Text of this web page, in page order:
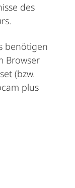
des
benötigen
Browser
(bzw.
plus